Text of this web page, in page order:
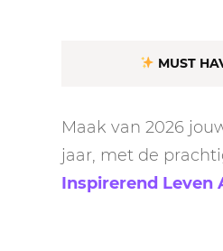
MUST
Maak van 2026
jaar, met de
Inspirerend Leven